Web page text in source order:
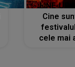
LINE-UP
Cine
cele mai